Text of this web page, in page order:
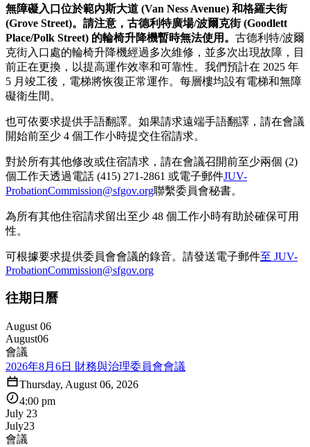
無障礙入口位於範內斯大道 (Van Ness Avenue) 和格羅夫街
(Grove Street)。 請注意，古德利特廣場/波爾克街 (Goodlett
Place/Polk Street) 的輪椅升降機暫時無法使用。 古德利特/波爾
克街入口處的輪椅升降機經過多次維修，並多次出現故障，目
前正在更換，以提高運作效率和可靠性。我們預計在 2025 年
5 月竣工後，電梯將恢復正常運作。每層樓均設有電梯和無障
礙衛生間。
也可依要求提供手語翻譯。如果請求遠端手語翻譯，請在會議
開始前至少 4 個工作小時提交住宿請求。
對於所有其他修改或住宿請求，請在會議召開前至少兩個 (2)
個工作天透過電話 (415) 271-2861 或電子郵件JUV-
ProbationCommission@sfgov.org聯繫委員會秘書。
為所有其他住宿請求留出至少 48 個工作小時有助於確保可用
性。
可根據要求提供委員會會議的錄音。請發送電子郵件至 JUV-
ProbationCommission@sfgov.org
往期日曆
August 06
August06
會議
2026年8月6日 財務與治理委員會會議
Thursday, August 06, 2026
4:00 pm
July 23
July23
會議